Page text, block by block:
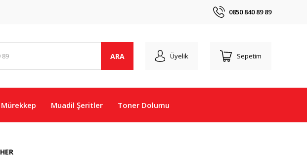
0850 840 89 89
ARA Üyelik Sepetim
Muadil Şeritler Toner Dolumu